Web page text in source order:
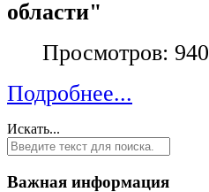
области"
Просмотров: 940
Подробнее...
Искать...
Важная информация